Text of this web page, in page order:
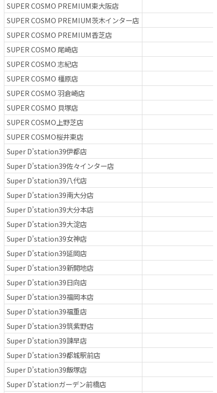
SUPER COSMO PREMIUM東大阪店
SUPER COSMO PREMIUM茨木インター店
SUPER COSMO PREMIUM香芝店
SUPER COSMO 尾崎店
SUPER COSMO 志紀店
SUPER COSMO 橿原店
SUPER COSMO 羽倉崎店
SUPER COSMO 貝塚店
SUPER COSMO上野芝店
SUPER COSMO桜井東店
Super D’station39伊都店
Super D’station39佐々インター店
Super D’station39八代店
Super D’station39南大分店
Super D’station39大分本店
Super D’station39大淀店
Super D’station39女神店
Super D’station39延岡店
Super D’station39新開地店
Super D’station39日向店
Super D’station39福岡本店
Super D’station39福重店
Super D’station39筑紫野店
Super D’station39諫早店
Super D’station39都城駅前店
Super D’station39飯塚店
Super D’stationガーデン前橋店